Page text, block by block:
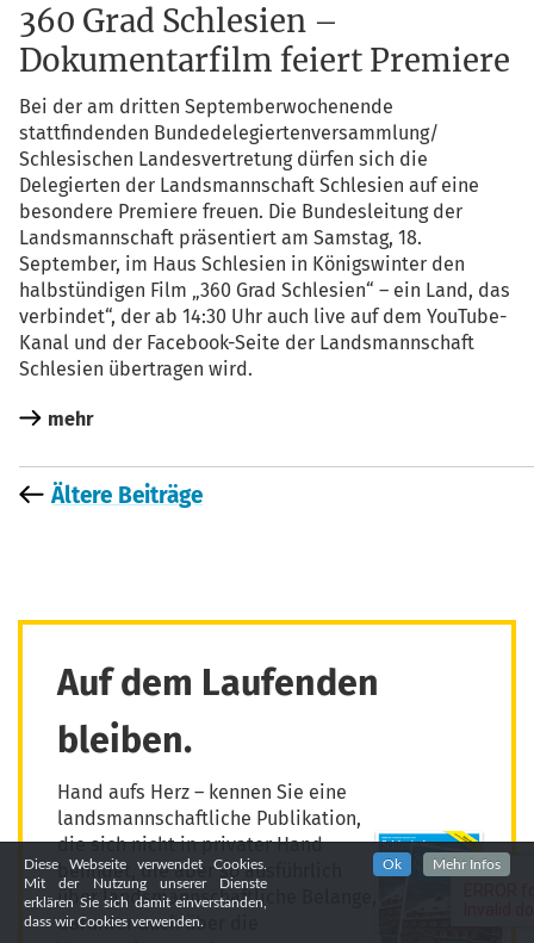
360 Grad Schlesien –
Dokumentarfilm feiert Premiere
Bei der am drit­ten Sep­tem­ber­wo­chen­en­de
statt­fin­den­den Bundedelegiertenversammlung/
Schle­si­schen Lan­des­ver­tre­tung dür­fen sich die
Dele­gier­ten der Lands­mann­schaft Schle­si­en auf eine
beson­de­re Pre­mie­re freu­en. Die Bun­des­lei­tung der
Lands­mann­schaft prä­sen­tiert am Sams­tag, 18.
Sep­tem­ber, im Haus Schle­si­en in Königs­win­ter den
halb­stün­di­gen Film „360 Grad Schle­si­en“ – ein Land, das
ver­bin­det“, der ab 14:30 Uhr auch live auf dem You­Tube-
Kanal und der Face­book-Sei­te der Lands­mann­schaft
Schle­si­en über­tra­gen wird.
mehr
Ältere Beiträge
Auf dem Laufenden
bleiben.
Hand aufs Herz – kennen Sie eine
landsmannschaftliche Publikation,
die sich nicht in privater Hand
befindet, die aber so ausführlich
über landsmannschaftliche Belange,
darunter auch über die
Diese Webseite verwendet Cookies.
Mit der Nutzung unserer Dienste
erklären Sie sich damit einverstanden,
dass wir Cookies verwenden.
Ok Mehr Infos